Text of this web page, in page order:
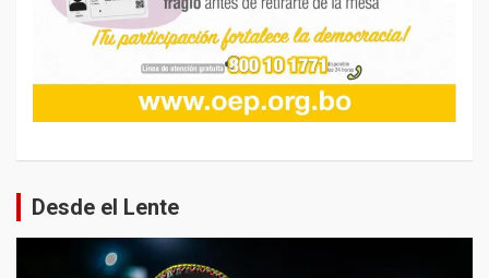
Desde el Lente